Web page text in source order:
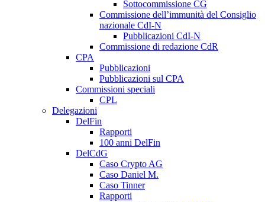
Sottocommissione CG
Commissione dell’immunità del Consiglio
nazionale CdI-N
Pubblicazioni CdI-N
Commissione di redazione CdR
CPA
Pubblicazioni
Pubblicazioni sul CPA
Commissioni speciali
CPL
Delegazioni
DelFin
Rapporti
100 anni DelFin
DelCdG
Caso Crypto AG
Caso Daniel M.
Caso Tinner
Rapporti